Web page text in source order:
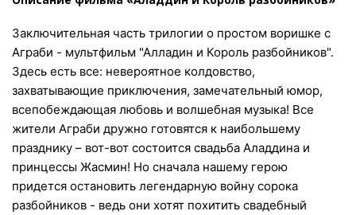
Заключительная часть трилогии о простом воришке с
Аграби - мультфильм "Алладин и Король разбойников".
Здесь есть все: невероятное колдовство,
захватывающие приключения, замечательный юмор,
всепобеждающая любовь и волшебная музыка! Все
жители Аграби дружно готовятся к наибольшему
празднику – вот-вот состоится свадьба Аладдина и
принцессы Жасмин! Но сначала нашему герою
придется остановить легендарную войну сорока
разбойников - ведь они хотят похитить свадебный